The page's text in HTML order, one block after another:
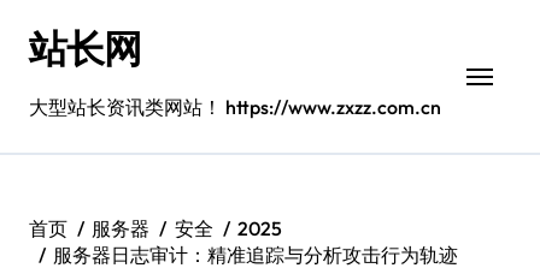
站长网
大型站长资讯类网站！ https://www.zxzz.com.cn
首页 服务器 安全
2025
服务器日志审计：精准追踪与分析攻击行为轨迹